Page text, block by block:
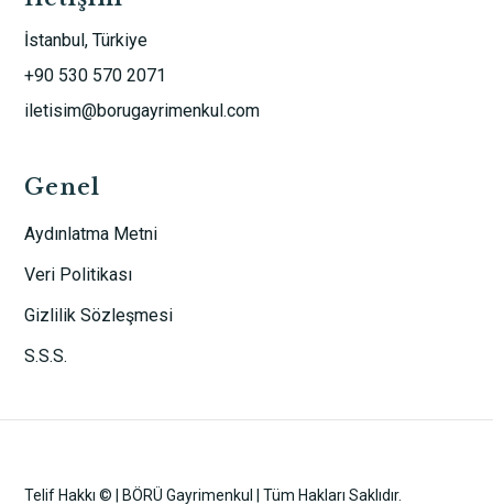
İstanbul, Türkiye
+90 530 570 2071
iletisim@borugayrimenkul.com
Genel
Aydınlatma Metni
Veri Politikası
Gizlilik Sözleşmesi
S.S.S.
Telif Hakkı © | BÖRÜ Gayrimenkul | Tüm Hakları Saklıdır.